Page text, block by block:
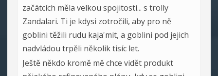
začátcích měla velkou spojitosti... s trolly
Zandalari. Ti je kdysi zotročili, aby pro ně
goblini těžili rudu kaja'mit, a goblini pod jejich
nadvládou trpěli několik tisíc let.
Ještě někdo kromě mě chce vidět produkt